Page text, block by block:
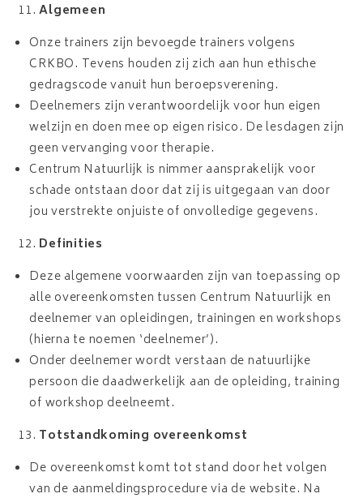
Algemeen
Onze trainers zijn bevoegde trainers volgens
CRKBO. Tevens houden zij zich aan hun ethische
gedragscode vanuit hun beroepsverening.
Deelnemers zijn verantwoordelijk voor hun eigen
welzijn en doen mee op eigen risico. De lesdagen zijn
geen vervanging voor therapie.
Centrum Natuurlijk is nimmer aansprakelijk voor
schade ontstaan door dat zij is uitgegaan van door
jou verstrekte onjuiste of onvolledige gegevens.
Definities
Deze algemene voorwaarden zijn van toepassing op
alle overeenkomsten tussen Centrum Natuurlijk en
deelnemer van opleidingen, trainingen en workshops
(hierna te noemen ‘deelnemer’).
Onder deelnemer wordt verstaan de natuurlijke
persoon die daadwerkelijk aan de opleiding, training
of workshop deelneemt.
Totstandkoming overeenkomst
De overeenkomst komt tot stand door het volgen
van de aanmeldingsprocedure via de website. Na